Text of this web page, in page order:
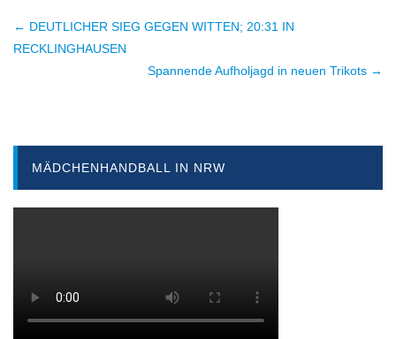
Beitragsnavigation
← DEUTLICHER SIEG GEGEN WITTEN; 20:31 IN
RECKLINGHAUSEN
Spannende Aufholjagd in neuen Trikots →
MÄDCHENHANDBALL IN NRW